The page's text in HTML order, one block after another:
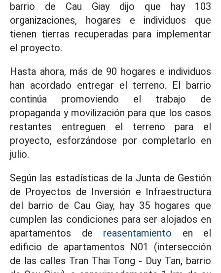
barrio de Cau Giay dijo que hay 103
organizaciones, hogares e individuos que
tienen tierras recuperadas para implementar
el proyecto.
Hasta ahora, más de 90 hogares e individuos
han acordado entregar el terreno. El barrio
continúa promoviendo el trabajo de
propaganda y movilización para que los casos
restantes entreguen el terreno para el
proyecto, esforzándose por completarlo en
julio.
Según las estadísticas de la Junta de Gestión
de Proyectos de Inversión e Infraestructura
del barrio de Cau Giay, hay 35 hogares que
cumplen las condiciones para ser alojados en
apartamentos de reasentamiento en el
edificio de apartamentos N01 (intersección
de las calles Tran Thai Tong - Duy Tan, barrio